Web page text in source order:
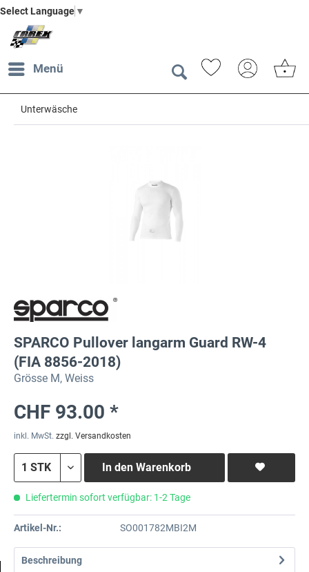
Select Language ▼
Menü
Unterwäsche
SPARCO Pullover langarm Guard RW-4
(FIA 8856-2018)
Grösse M, Weiss
CHF 93.00 *
inkl. MwSt. zzgl. Versandkosten
In den Warenkorb
Liefertermin sofort verfügbar: 1-2 Tage
Artikel-Nr.: SO001782MBI2M
Beschreibung